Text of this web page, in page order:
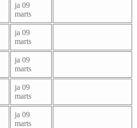
ja 09
marts
ja 09
marts
ja 09
marts
ja 09
marts
ja 09
marts